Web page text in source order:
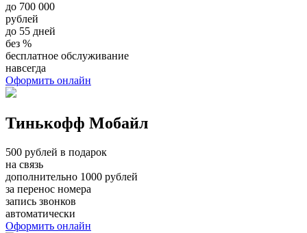
до 700 000
рублей
до 55 дней
без %
бесплатное обслуживание
навсегда
Оформить онлайн
Тинькофф Мобайл
500 рублей в подарок
на связь
дополнительно 1000 рублей
за перенос номера
запись звонков
автоматически
Оформить онлайн